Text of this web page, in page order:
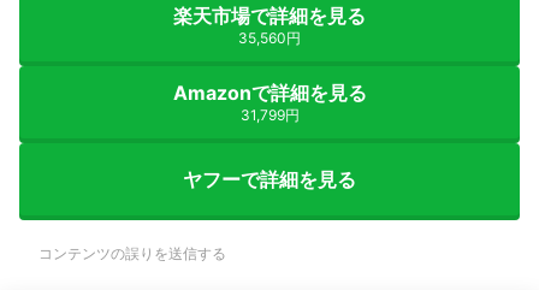
楽天市場で詳細を見る
35,560円
Amazonで詳細を見る
31,799円
ヤフーで詳細を見る
コンテンツの誤りを送信する